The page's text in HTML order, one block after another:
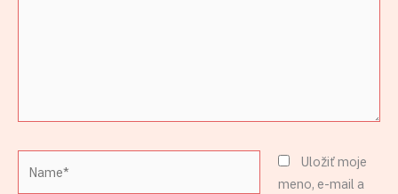
Uložiť moje
meno, e-mail a